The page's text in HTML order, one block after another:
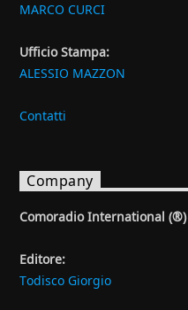
MARCO CURCI
Ufficio Stampa:
ALESSIO MAZZON
Contatti
Company
Comoradio International (®)
Editore:
Todisco Giorgio